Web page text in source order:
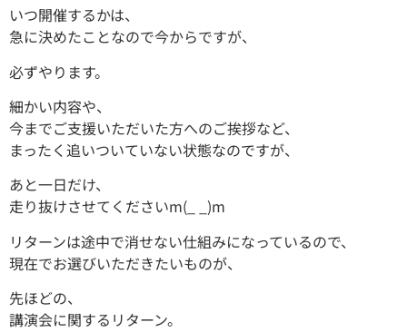
いつ開催するかは、
急に決めたことなので今からですが、
必ずやります。
細かい内容や、
今までご支援いただいた方へのご挨拶など、
まったく追いついていない状態なのですが、
あと一日だけ、
走り抜けさせてくださいm(_ _)m
リターンは途中で消せない仕組みになっているので、
現在でお選びいただきたいものが、
先ほどの、
講演会に関するリターン。